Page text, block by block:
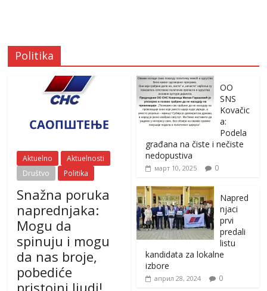
Politika
Aktuelno
Aktuelnosti
Društvo
Politika
Snažna poruka
naprednjaka:
Mogu da
spinuju i mogu
da nas broje,
pobediće
OO
SNS
Kovačic
a:
Podela
građana na čiste i nečiste
nedopustiva
март 10, 2025 0
Napred
njaci
prvi
predali
listu
kandidata za lokalne
izbore
април 28, 2024 0